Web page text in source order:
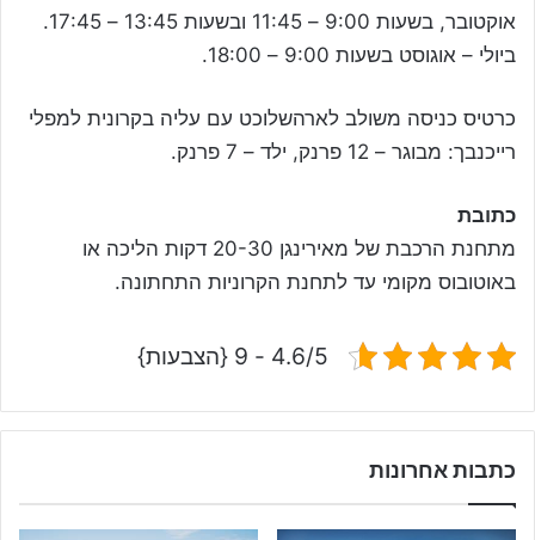
אוקטובר, בשעות 9:00 – 11:45 ובשעות 13:45 – 17:45.
ביולי – אוגוסט בשעות 9:00 – 18:00.
כרטיס כניסה משולב לארהשלוכט עם עליה בקרונית למפלי
רייכנבך: מבוגר – 12 פרנק, ילד – 7 פרנק.
כתובת
מתחנת הרכבת של מאירינגן 20-30 דקות הליכה או
באוטובוס מקומי עד לתחנת הקרוניות התחתונה.
4.6/5 - 9 {הצבעות}
כתבות אחרונות